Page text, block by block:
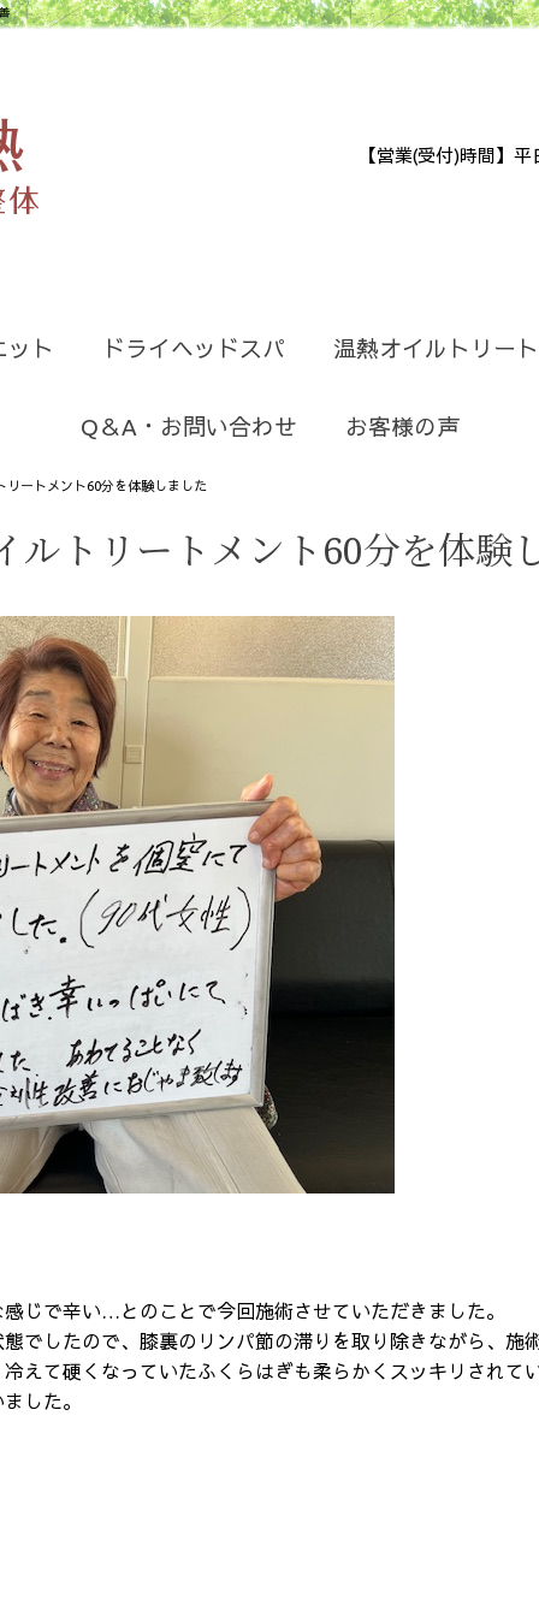
【営業(受付)時間】
ット ドライヘッドスパ 温熱オイルトリー
Q＆A・お問い合わせ お客様の声
リートメント60分を体験しました
ルトリートメント60分を体験
じで辛い…とのことで今回施術させていただきました。
でしたので、膝裏のリンパ節の滞りを取り除きながら、施
えて硬くなっていたふくらはぎも柔らかくスッキリされてい
した。